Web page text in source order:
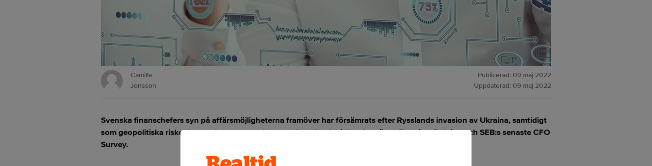
Camilla
Jonsson
Publicerad: 09 maj 2022
Uppdaterad: 09 maj 2022
Svenska finanschefers syn på affärsmöjligheterna framöver har försämrats efter Rysslands invasion av Ukraina, samtidigt
som geopolitiska risker har seglat upp som den mest betydande risken framöver. Det visar Deloitte och SEB:s senaste CFO
Survey.
ANNONS